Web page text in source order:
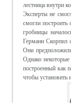
лестница внутри
Эксперты не
смогли построить
гробницы
Германн Скорпил
Они
Однако
построенный как
чтобы установить